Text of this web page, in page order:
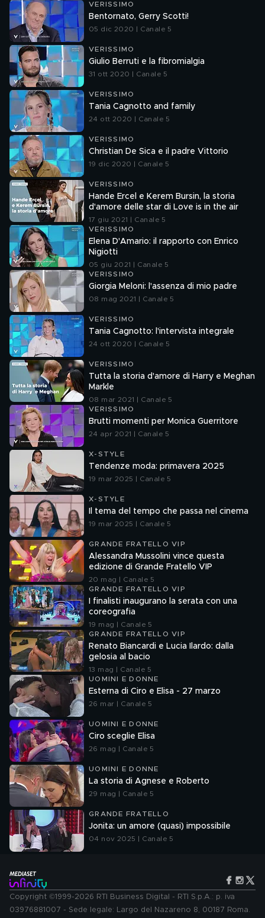
VERISSIMO
Bentornato, Gerry Scotti!
05 dic 2020 | Canale 5
VERISSIMO
Giulio Berruti e la fibromialgia
31 ott 2020 | Canale 5
VERISSIMO
Tania Cagnotto and family
24 ott 2020 | Canale 5
VERISSIMO
Christian De Sica e il padre Vittorio
19 dic 2020 | Canale 5
VERISSIMO
Hande Ercel e Kerem Bursin, la storia
d'amore delle star di Love is in the air
17 giu 2021 | Canale 5
VERISSIMO
Elena D'Amario: il rapporto con Enrico
Nigiotti
05 giu 2021 | Canale 5
VERISSIMO
Giorgia Meloni: l'assenza di mio padre
08 mag 2021 | Canale 5
VERISSIMO
Tania Cagnotto: l'intervista integrale
24 ott 2020 | Canale 5
VERISSIMO
Tutta la storia d'amore di Harry e Meghan
Markle
08 mar 2021 | Canale 5
VERISSIMO
Brutti momenti per Monica Guerritore
24 apr 2021 | Canale 5
X-STYLE
Tendenze moda: primavera 2025
19 mar 2025 | Canale 5
X-STYLE
Il tema del tempo che passa nel cinema
19 mar 2025 | Canale 5
GRANDE FRATELLO VIP
Alessandra Mussolini vince questa
edizione di Grande Fratello VIP
20 mag | Canale 5
GRANDE FRATELLO VIP
I finalisti inaugurano la serata con una
coreografia
19 mag | Canale 5
GRANDE FRATELLO VIP
Renato Biancardi e Lucia Ilardo: dalla
gelosia al bacio
13 mag | Canale 5
UOMINI E DONNE
Esterna di Ciro e Elisa - 27 marzo
26 mar | Canale 5
UOMINI E DONNE
Ciro sceglie Elisa
26 mag | Canale 5
UOMINI E DONNE
La storia di Agnese e Roberto
29 mag | Canale 5
GRANDE FRATELLO
Jonita: un amore (quasi) impossibile
04 nov 2025 | Canale 5
Copyright ©1999-2026 RTI Business Digital - RTI S.p.A.: p. iva
03976881007 - Sede legale: Largo del Nazareno 8, 00187 Roma.